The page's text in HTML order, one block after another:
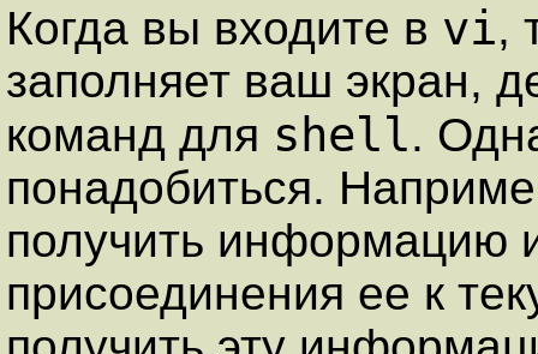
Когда вы входите в vi,
заполняет ваш экран,
команд для shell.
понадобиться.
получить информацию
присоединения ее к